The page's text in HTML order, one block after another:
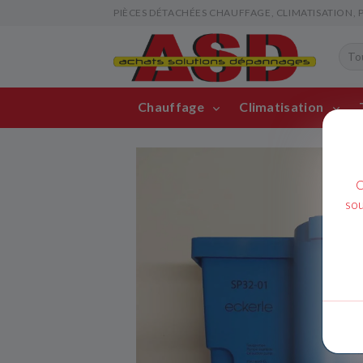
PIÈCES DÉTACHÉES CHAUFFAGE, CLIMATISATION,
Chauffage Climatisation